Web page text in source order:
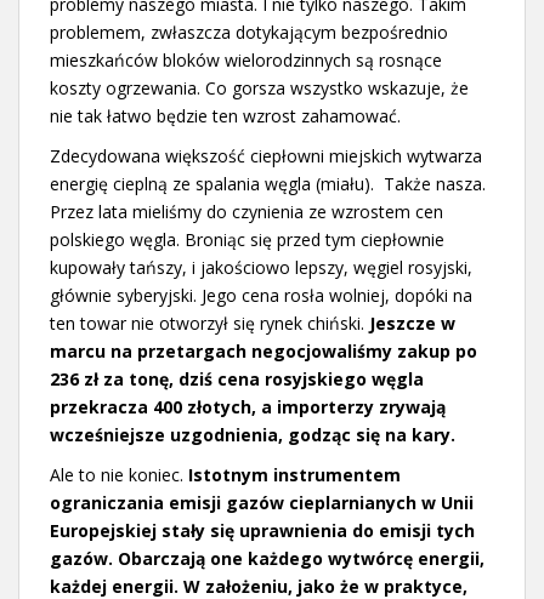
problemem, zwłaszcza dotykającym bezpośrednio
mieszkańców bloków wielorodzinnych są rosnące
koszty ogrzewania. Co gorsza wszystko wskazuje, że
nie tak łatwo będzie ten wzrost zahamować.
Zdecydowana większość ciepłowni miejskich wytwarza
energię cieplną ze spalania węgla (miału). Także nasza.
Przez lata mieliśmy do czynienia ze wzrostem cen
polskiego węgla. Broniąc się przed tym ciepłownie
kupowały tańszy, i jakościowo lepszy, węgiel rosyjski,
głównie syberyjski. Jego cena rosła wolniej, dopóki na
ten towar nie otworzył się rynek chiński. Jeszcze w
marcu na przetargach negocjowaliśmy zakup po
236 zł za tonę, dziś cena rosyjskiego węgla
przekracza 400 złotych, a importerzy zrywają
wcześniejsze uzgodnienia, godząc się na kary.
Ale to nie koniec. Istotnym instrumentem
ograniczania emisji gazów cieplarnianych w Unii
Europejskiej stały się uprawnienia do emisji tych
gazów. Obarczają one każdego wytwórcę energii,
każdej energii. W założeniu, jako że w praktyce,